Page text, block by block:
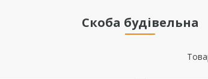
Скоба будівельна